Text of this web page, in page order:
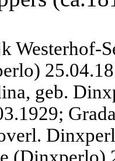
Westerhof-
geb.